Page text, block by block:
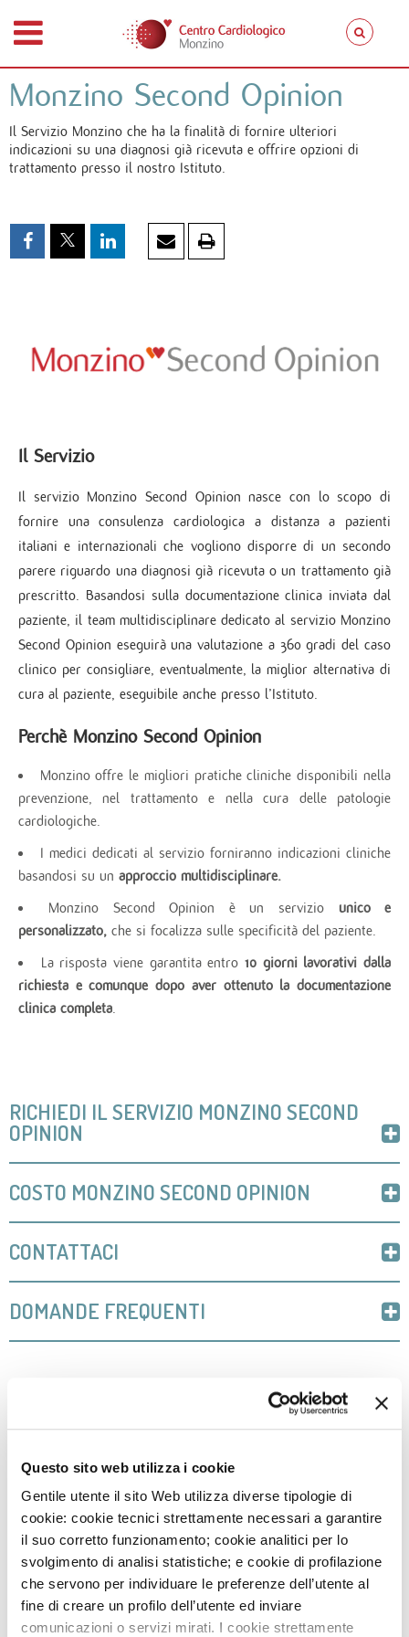
Questo sito web utilizza i cookie
Gentile utente il sito Web utilizza diverse tipologie di
cookie: cookie tecnici strettamente necessari a garantire
il suo corretto funzionamento; cookie analitici per lo
svolgimento di analisi statistiche; e cookie di profilazione
che servono per individuare le preferenze dell’utente al
fine di creare un profilo dell’utente ed inviare
comunicazioni o servizi mirati. I cookie strettamente
Monzino Second Opinion
Il Servizio Monzino che ha la finalità di fornire ulteriori
indicazioni su una diagnosi già ricevuta e offrire opzioni di
trattamento presso il nostro Istituto.
Il Servizio
Il servizio Monzino Second Opinion nasce con lo scopo di
fornire una consulenza cardiologica a distanza a pazienti
italiani e internazionali che vogliono disporre di un secondo
parere riguardo una diagnosi già ricevuta o un trattamento già
prescritto. Basandosi sulla documentazione clinica inviata dal
paziente, il team multidisciplinare dedicato al servizio Monzino
Second Opinion eseguirà una valutazione a 360 gradi del caso
clinico per consigliare, eventualmente, la miglior alternativa di
cura al paziente, eseguibile anche presso l’Istituto.
Perchè Monzino Second Opinion
Monzino offre le migliori pratiche cliniche disponibili nella
prevenzione, nel trattamento e nella cura delle patologie
cardiologiche.
I medici dedicati al servizio forniranno indicazioni cliniche
basandosi su un approccio multidisciplinare.
Monzino Second Opinion è un servizio unico e
personalizzato, che si focalizza sulle specificità del paziente.
La risposta viene garantita entro 10 giorni lavorativi dalla
richiesta e comunque dopo aver ottenuto la documentazione
clinica completa
RICHIEDI IL SERVIZIO MONZINO SECOND
OPINION
COSTO MONZINO SECOND OPINION
CONTATTACI
DOMANDE FREQUENTI
IEO E MONZINO, MODELLI DI OSPEDALI GREEN IN
29LUG
DIVENTA VOLONTARIO SOTTOVOCE: UN GESTO CHE
FA LA DIFFERENZA
27 LUG
AVVISO: CHIUSURA SERVIZI